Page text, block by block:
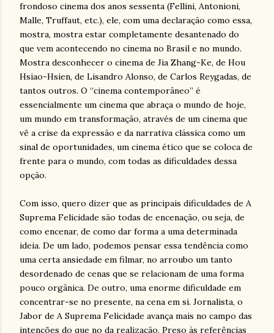
frondoso cinema dos anos sessenta (Fellini, Antonioni,
Malle, Truffaut, etc.), ele, com uma declaração como essa,
mostra, mostra estar completamente desantenado do
que vem acontecendo no cinema no Brasil e no mundo.
Mostra desconhecer o cinema de Jia Zhang-Ke, de Hou
Hsiao-Hsien, de Lisandro Alonso, de Carlos Reygadas, de
tantos outros. O “cinema contemporâneo” é
essencialmente um cinema que abraça o mundo de hoje,
um mundo em transformação, através de um cinema que
vê a crise da expressão e da narrativa clássica como um
sinal de oportunidades, um cinema ético que se coloca de
frente para o mundo, com todas as dificuldades dessa
opção.
Com isso, quero dizer que as principais dificuldades de A
Suprema Felicidade são todas de encenação, ou seja, de
como encenar, de como dar forma a uma determinada
ideia. De um lado, podemos pensar essa tendência como
uma certa ansiedade em filmar, no arroubo um tanto
desordenado de cenas que se relacionam de uma forma
pouco orgânica. De outro, uma enorme dificuldade em
concentrar-se no presente, na cena em si. Jornalista, o
Jabor de A Suprema Felicidade avança mais no campo das
intenções do que no da realização. Preso às referências